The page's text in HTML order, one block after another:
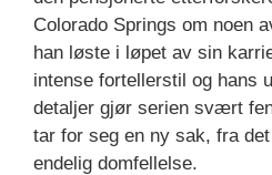
Colorado Springs om noen
han løste i løpet av sin
intense fortellerstil og hans
detaljer gjør serien svært
tar for seg en ny sak, fra
endelig domfellelse.